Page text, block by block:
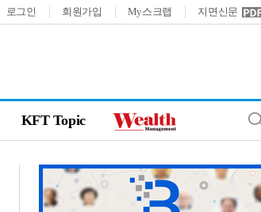
로그인 회원가입 My스크랩 지면신문
KFT Topic